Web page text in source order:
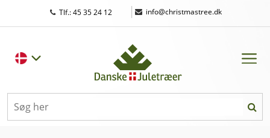
Tlf.: 45 35 24 12 | info@christmastree.dk